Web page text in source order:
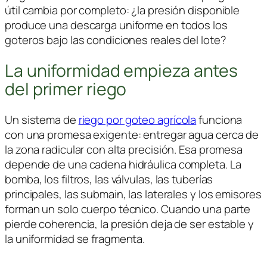
útil cambia por completo: ¿la presión disponible
produce una descarga uniforme en todos los
goteros bajo las condiciones reales del lote?
La uniformidad empieza antes
del primer riego
Un sistema de riego por goteo agrícolafunciona
con una promesa exigente: entregar agua cerca de
la zona radicular con alta precisión. Esa promesa
depende de una cadena hidráulica completa. La
bomba, los filtros, las válvulas, las tuberías
principales, las submain, las laterales y los emisores
forman un solo cuerpo técnico. Cuando una parte
pierde coherencia, la presión deja de ser estable y
la uniformidad se fragmenta.